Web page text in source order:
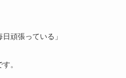
頑張っている」
。